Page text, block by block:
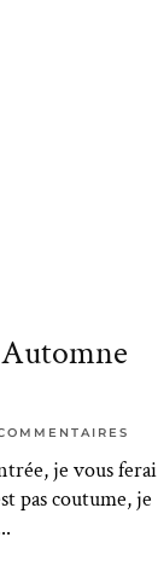
je vous ferai
pas coutume, je